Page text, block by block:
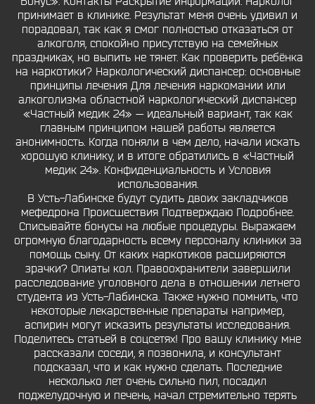
принимает в клинике. Результат меня очень удивил и
порадовал, так как я смог полностью отказаться от
алкоголя, спокойно присутствую на семейных
праздниках, но выпить не тянет. Как проверить ребёнка
на наркотики? Наркологический диспансер: основные
принципы лечения Для лечения наркомании или
алкоголизма областной наркологический диспансер
«Частный медик 24» — идеальный вариант, так как
главным принципом нашей работы является
анонимность. Когда поняли в чем дело, начали искать
хорошую клинику, и в итоге обратились в «Частный
медик 24». Конфиденциальность и Условия
использования.
В Усть-Лабинске будут судить двоих закладчиков
мефедрона Происшествия Подтверждаю Подробнее.
Списывайте бонусы на любые процедуры. Выражаем
огромную благодарность всему персоналу клиники за
помощь сыну. От каких наркотиков расширяются
зрачки? Опиаты кол. Правоохранители завершили
расследование уголовного дела в отношении летнего
студента из Усть-Лабинска. Также нужно помнить, что
некоторые лекарственные препараты например,
аспирин могут исказить результаты исследования.
Поделитесь статьей в соцсетях! Про вашу клинику мне
рассказали соседи, я позвонила, и консультант
подсказал, что и как нужно сделать. Последние
несколько лет очень сильно пил, посадил
поджелудочную и печень, начал стремительно терять